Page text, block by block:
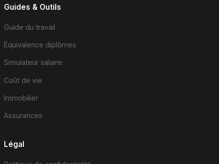
Guides & Outils
Guide du travail
Équivalence diplômes
Simulateur salaire
Coût de vie
Immobilier
Assurances
Légal